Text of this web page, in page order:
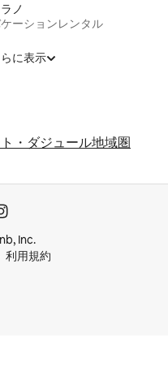
ノ
ーションレンタル
に表示
・ダジュール地域圏
Inc.
利用規約